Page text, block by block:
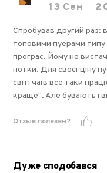
13 Сен
Спробував другий раз:
топовими пуерами
програє. Йому не
нотки. Для своєї ціну
світі чаїв все таки
краще". Але бувають і
Отзыв полезен?
Дуже сподобався